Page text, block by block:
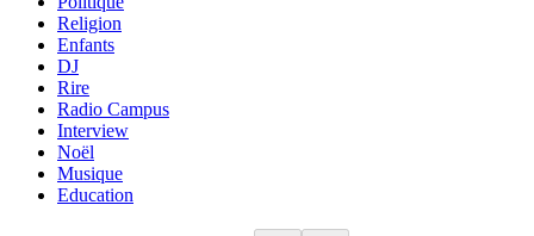
Religion
Enfants
DJ
Rire
Radio Campus
Interview
Noël
Musique
Education